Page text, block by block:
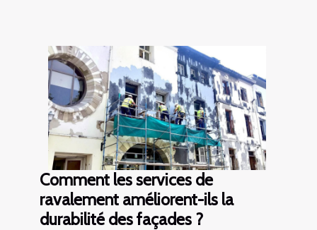
Comment les services de
ravalement améliorent-ils la
durabilité des façades ?